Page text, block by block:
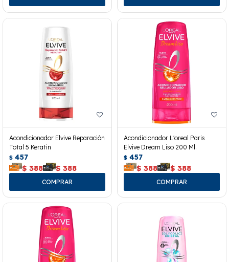
Acondicionador Elvive Reparación
Total 5 Keratin
$ 457
$ 388 $ 388
Acondicionador L'oreal Paris
Elvive Dream Liso 200 Ml.
$ 457
$ 388 $ 388